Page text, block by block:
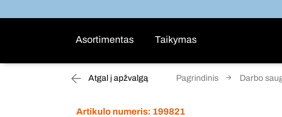
Asortimentas Taikymas
Atgal į apžvalgą Pagrindinis Darbo
Artikulo numeris: 199821